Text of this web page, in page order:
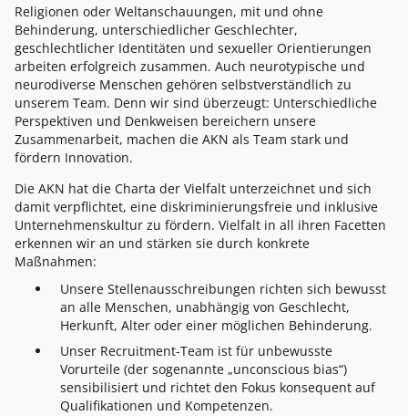
Religionen oder Weltanschauungen, mit und ohne
Behinderung, unterschiedlicher Geschlechter,
geschlechtlicher Identitäten und sexueller Orientierungen
arbeiten erfolgreich zusammen. Auch neurotypische und
neurodiverse Menschen gehören selbstverständlich zu
unserem Team. Denn wir sind überzeugt: Unterschiedliche
Perspektiven und Denkweisen bereichern unsere
Zusammenarbeit, machen die AKN als Team stark und
fördern Innovation.
Die AKN hat die Charta der Vielfalt unterzeichnet und sich
damit verpflichtet, eine diskriminierungsfreie und inklusive
Unternehmenskultur zu fördern. Vielfalt in all ihren Facetten
erkennen wir an und stärken sie durch konkrete
Maßnahmen:
Unsere Stellenausschreibungen richten sich bewusst
an alle Menschen, unabhängig von Geschlecht,
Herkunft, Alter oder einer möglichen Behinderung.
Unser Recruitment-Team ist für unbewusste
Vorurteile (der sogenannte „unconscious bias“)
sensibilisiert und richtet den Fokus konsequent auf
Qualifikationen und Kompetenzen.